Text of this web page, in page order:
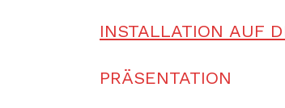
INSTALLATION AUF
PRÄSENTATION